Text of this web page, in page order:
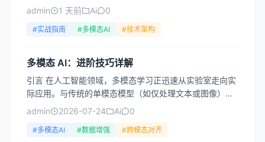
个“单模态”模型——只能处理文本。而今天...
admin 1 天前 Ai 0
#实战指南 #多模态AI #技术架构
多模态 AI：进阶技巧详解
引言 在人工智能领域，多模态学习正迅速从实验室走向实
际应用。与传统的单模态模型（如仅处理文本或图像）不
同，多模态 AI 能够同时理解和关联来自不同来源的信息
admin 2026-07-24 Ai 0
#多模态AI #数据增强 #跨模态对齐